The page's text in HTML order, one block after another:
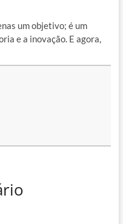
um objetivo; é um
e a inovação. E agora,